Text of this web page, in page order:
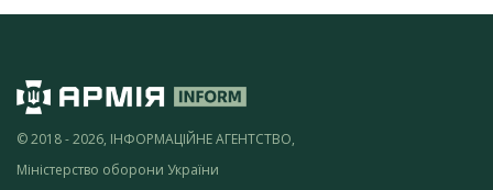
© 2018 - 2026, ІНФОРМАЦІЙНЕ АГЕНТСТВО,
Міністерство оборони України